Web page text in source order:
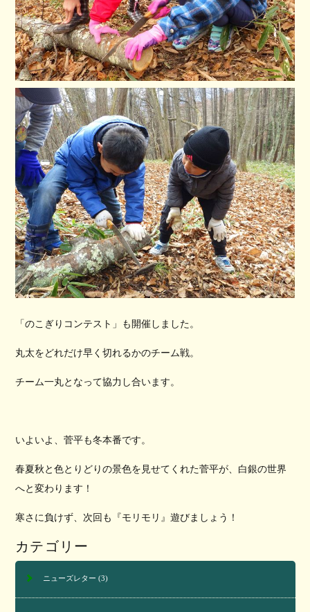
「のこぎりコンテスト」も開催しました。
丸太をどれだけ早く切れるかのチーム戦。
チーム一丸となって協力し合います。
いよいよ、菅平も冬本番です。
春夏秋と色とりどりの景色を見せてくれた菅平が、白銀の世界
へと変わります！
寒さに負けず、次回も『モリモリ』遊びましょう！
カテゴリー
ニューズレター (3)